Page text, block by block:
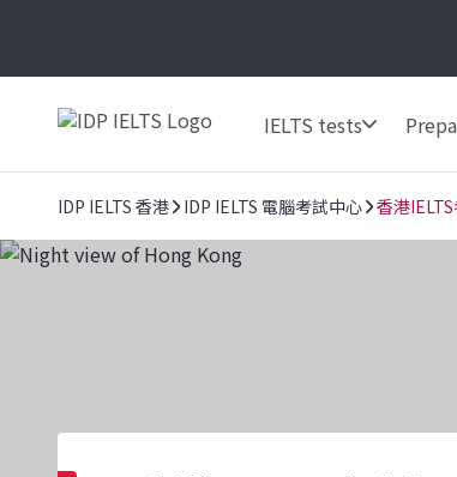
IELTS tests
IDP IELTS 香港 IDP IELTS 電腦考試中心 香港